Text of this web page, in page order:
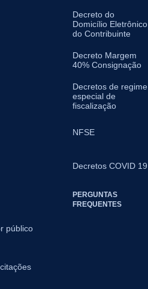
Decreto do
Domicílio Eletrônico
do Contribuinte
Decreto Margem
40% Consignação
Decretos de regime
especial de
fiscalização
NFSE
Decretos COVID 19
público
PERGUNTAS
FREQUENTES